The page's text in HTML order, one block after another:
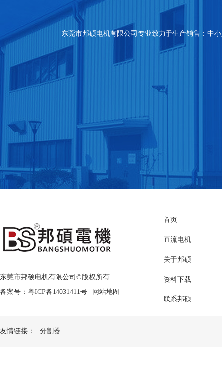
东莞市邦硕电机有限公司专业致力于生产销售：中
东莞市邦硕电机有限公司©版权所有
备案号： 粤ICP备14031411号 网站地图
首页
直流电机
关于邦硕
资料下载
联系邦硕
友情链接： 分割器